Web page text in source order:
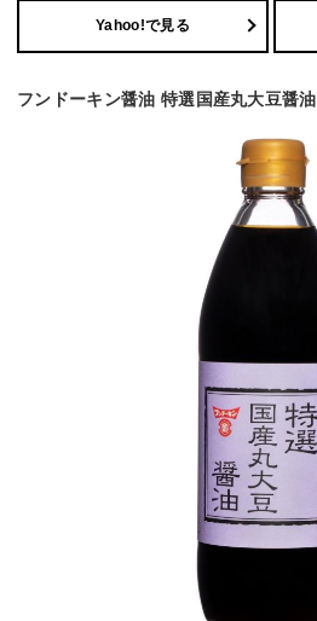
Yahoo!で見る
フンドーキン醤油 特選国産丸大豆醤油